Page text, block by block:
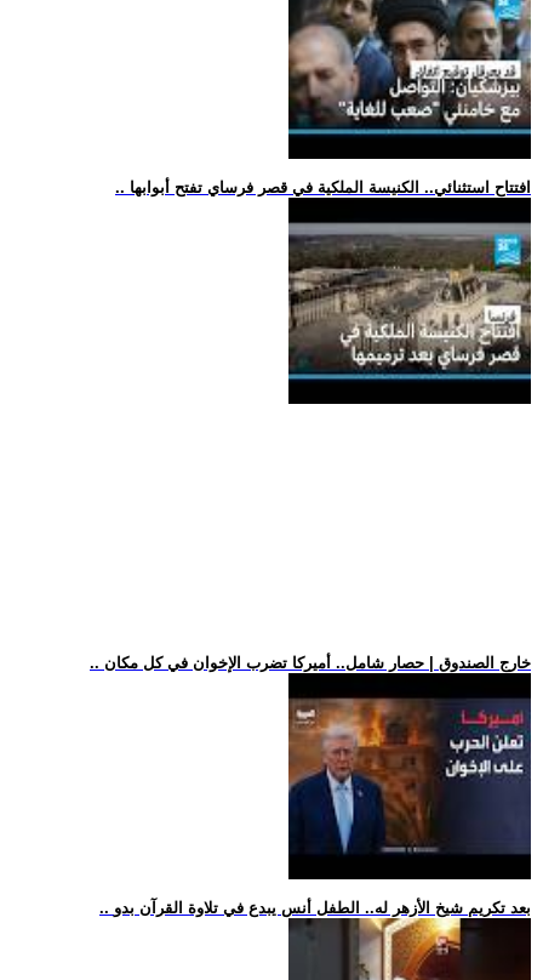
.. افتتاح استثنائي.. الكنيسة الملكية في قصر فرساي تفتح أبوابها
.. خارج الصندوق | حصار شامل.. أميركا تضرب الإخوان في كل مكان
.. بعد تكريم شيخ الأزهر له.. الطفل أنس يبدع في تلاوة القرآن بدو